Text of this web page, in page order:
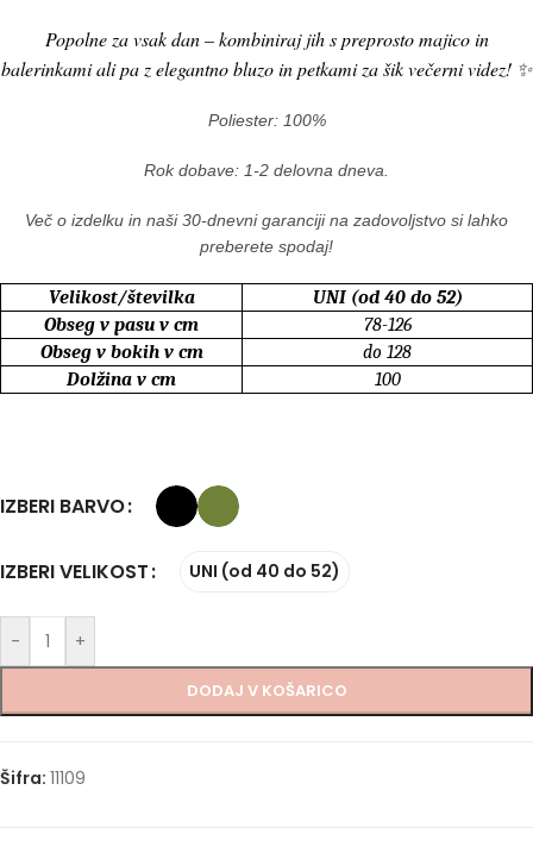
Popolne za vsak dan – kombiniraj jih s preprosto majico in
balerinkami ali pa z elegantno bluzo in petkami za šik večerni videz! ✨
Poliester: 100%
Rok dobave: 1-2 delovna dneva.
Več o izdelku in naši 30-dnevni garanciji na zadovoljstvo si lahko
preberete spodaj!
Velikost/številka
UNI (od 40 do 52)
Obseg v pasu v cm
78-126
Obseg v bokih v cm
do 128
Dolžina v cm
100
IZBERI BARVO
IZBERI VELIKOST UNI (od 40 do 52)
- +
DODAJ V KOŠARICO
Šifra: 11109